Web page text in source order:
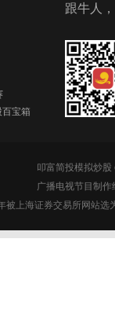
宝箱
跟牛人
叩富简投模拟炒
广播电视节目制
被上海证券交易所网站选